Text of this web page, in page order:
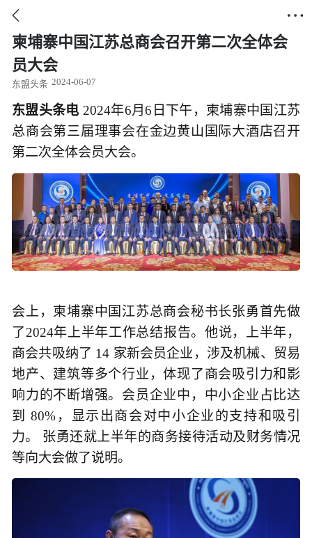
 
柬埔寨中国江苏总商会召开第二次全体会
员大会
东盟头条 2024-06-07
东盟头条电 2024年6月6日下午，柬埔寨中国江苏
总商会第三届理事会在金边黄山国际大酒店召开
第二次全体会员大会。
会上，柬埔寨中国江苏总商会秘书长张勇首先做
了2024年上半年工作总结报告。他说，上半年，
商会共吸纳了 14 家新会员企业，涉及机械、贸易
地产、建筑等多个行业，体现了商会吸引力和影
响力的不断增强。会员企业中，中小企业占比达
到 80%，显示出商会对中小企业的支持和吸引
力。 张勇还就上半年的商务接待活动及财务情况
等向大会做了说明。